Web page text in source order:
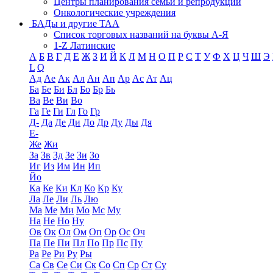
Онкологические учреждения
БАДы и другие ТАА
Список торговых названий на буквы А-Я
1-Z Латинские
А Б В Г Д Е Ж З И Й К Л М Н О П Р С Т У Ф Х Ц Ч Ш Э
L Q
Ад Ае Ак Ал Ан Ап Ар Ас Ат Ац
Ба Бе Би Бл Бо Бр Бь
Ва Ве Ви Во
Га Ге Ги Гл Го Гр
Д- Да Де Ди До Др Ду Ды Дя
Е-
Же Жи
За Зв Зд Зе Зи Зо
Иг Из Им Ин Ип
Йо
Ка Ке Ки Кл Ко Кр Ку
Ла Ле Ли Ль Лю
Ма Ме Ми Мо Мс Му
На Не Но Ну
Ов Ок Ол Ом Оп Ор Ос Оч
Па Пе Пи Пл По Пр Пс Пу
Ра Ре Ри Ру Ры
Са Св Се Си Ск Со Сп Ср Ст Су